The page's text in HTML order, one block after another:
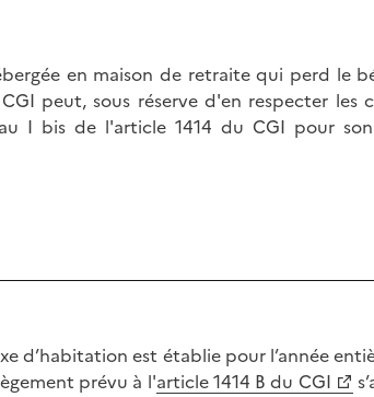
en maison de retraite qui perd le
peut, sous réserve d'en respecter les
I bis de l'article 1414 du CGI pour
d’habitation est établie pour l’année
prévu à l'article 1414 B du CGI